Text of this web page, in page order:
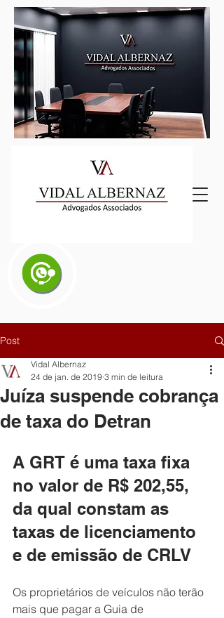
Post
Juíza suspende cobrança
de taxa do Detran
Vidal Albernaz
24 de jan. de 2019 3 min de leitura
A GRT é uma taxa fixa
no valor de R$ 202,55,
da qual constam as
taxas de licenciamento
e de emissão de CRLV
Os proprietários de veículos não terão
mais que pagar a Guia de